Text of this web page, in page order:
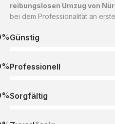
reibungslosen Umzug von
bei dem Professionalität an
Günstig
Professionell
Sorgfältig